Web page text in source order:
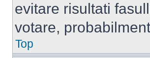
evitare risultati
votare,
Top